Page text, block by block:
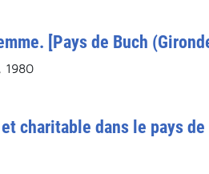
[Pays de Buch
1980
charitable dans le pays